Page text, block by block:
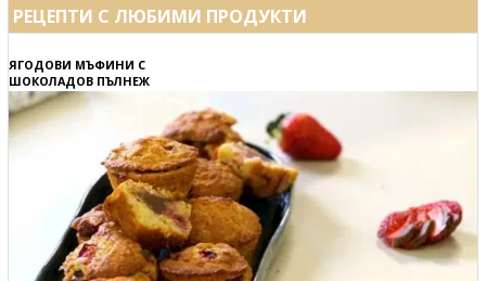
РЕЦЕПТИ С ЛЮБИМИ ПРОДУКТИ
ЯГОДОВИ МЪФИНИ С
ШОКОЛАДОВ ПЪЛНЕЖ